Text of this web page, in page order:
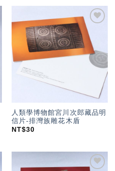
望輕
單」
人類學博物館宮川次郎藏品明
信片-排灣族雕花木盾
NT$30